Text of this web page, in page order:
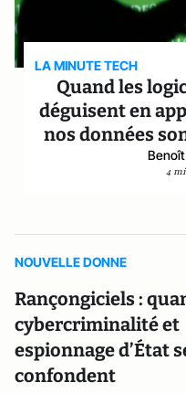
LA MINUTE TECH
Quand les
déguisent en
nos données
4
NOUVELLE DONNE
Rançongiciels :
cybercriminalité et
espionnage d’État
confondent